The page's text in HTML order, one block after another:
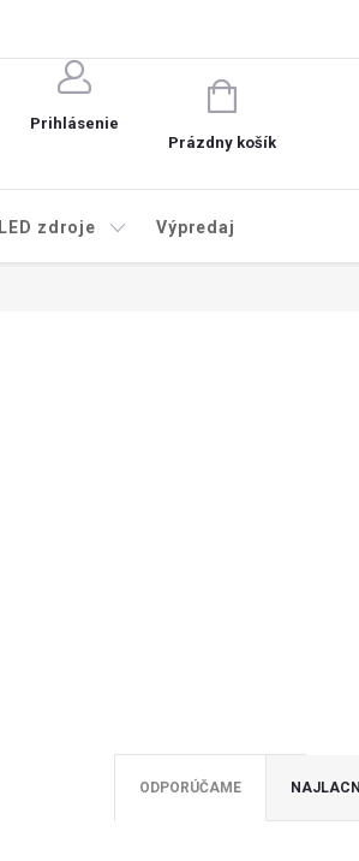
Prihlásenie
NÁKUPNÝ
KOŠÍK
Prázdny košík
LED zdroje Výpredaj
ODPORÚČAME